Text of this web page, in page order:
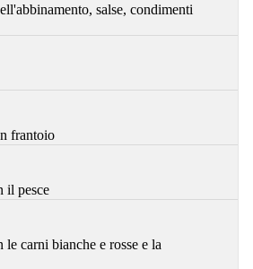
salse, condimenti
frantoio
il pesce
carni bianche e rosse e la